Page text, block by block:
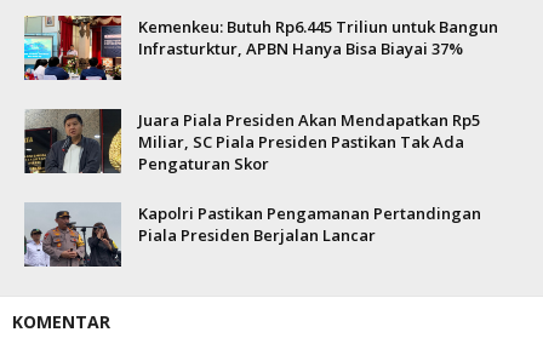
Kemenkeu: Butuh Rp6.445 Triliun untuk Bangun
Infrasturktur, APBN Hanya Bisa Biayai 37%
Juara Piala Presiden Akan Mendapatkan Rp5
Miliar, SC Piala Presiden Pastikan Tak Ada
Pengaturan Skor
Kapolri Pastikan Pengamanan Pertandingan
Piala Presiden Berjalan Lancar
KOMENTAR